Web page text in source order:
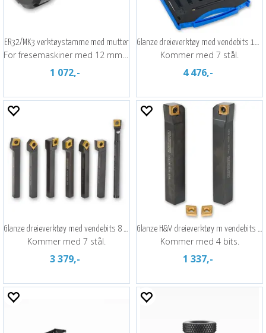
ER32/MK3 verktøystamme med mutter
For fresemaskiner med 12 mm dragbolt
1 072,-
Glanze dreieverktøy med vendebits 10 mm
Kommer med 7 stål.
4 476,-
Glanze dreieverktøy med vendebits 8 mm
Kommer med 7 stål.
3 379,-
Glanze H&V dreieverktøy m vendebits 10mm
Kommer med 4 bits.
1 337,-